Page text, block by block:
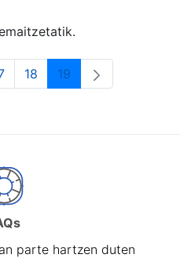
Pages Use TAB to
Orrialdea
18 Orrialdea
19
parte hartzen duten